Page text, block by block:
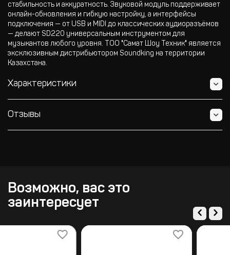
стабильность и аккуратность. Звуковой модуль поддерживает
онлайн-обновления и гибкую настройку, а интерфейсы
подключения — от USB и MIDI до классических аудиоразъёмов
— делают SD220 универсальным инструментом для
музыкантов любого уровня. ТОО "Самат Шоу Техник" является
эксклюзивным дистрибьютором Soundking на территории
Казахстана.
Характеристики
Отзывы
Возможно, вас это
заинтересует